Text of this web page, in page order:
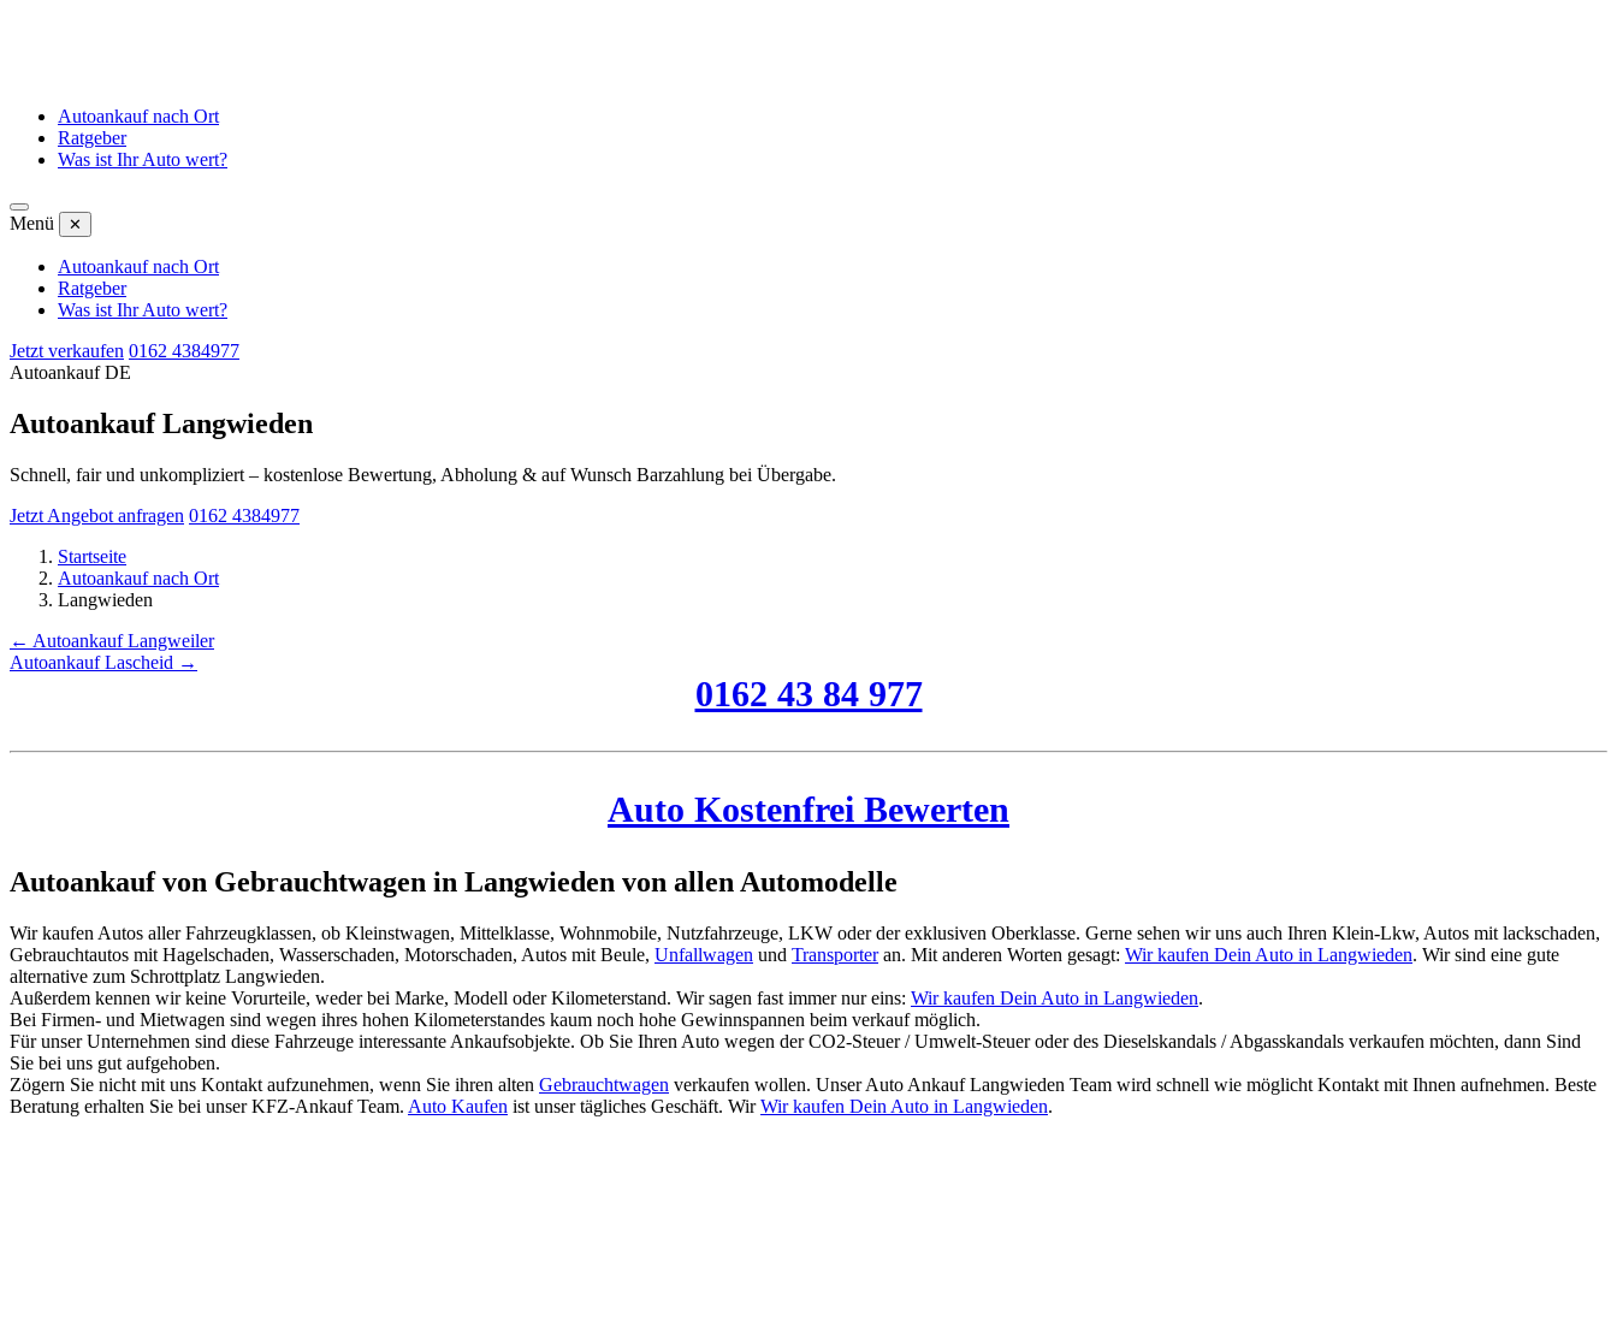
Autoankauf nach Ort
Ratgeber
Was ist Ihr Auto wert?
Menü ✕
Autoankauf nach Ort
Ratgeber
Was ist Ihr Auto wert?
Jetzt verkaufen 0162 4384977
Autoankauf DE
Autoankauf Langwieden
Schnell, fair und unkompliziert – kostenlose Bewertung, Abholung & auf Wunsch Barzahlung bei Übergabe.
Jetzt Angebot anfragen 0162 4384977
Startseite
Autoankauf nach Ort
Langwieden
← Autoankauf Langweiler
Autoankauf Lascheid →
0162 43 84 977
Auto Kostenfrei Bewerten
Autoankauf von Gebrauchtwagen in Langwieden von allen Automodelle
Wir kaufen Autos aller Fahrzeugklassen, ob Kleinstwagen, Mittelklasse, Wohnmobile, Nutzfahrzeuge, LKW oder der exklusiven Oberklasse. Gerne sehen wir uns auch Ihren Klein-Lkw, Autos mit lackschaden,
Gebrauchtautos mit Hagelschaden, Wasserschaden, Motorschaden, Autos mit Beule, Unfallwagen und Transporteran. Mit anderen Worten gesagt: Wir kaufen Dein Auto in Langwieden. Wir sind eine gute
alternative zum Schrottplatz Langwieden.
Außerdem kennen wir keine Vorurteile, weder bei Marke, Modell oder Kilometerstand. Wir sagen fast immer nur eins: Wir kaufen Dein Auto in Langwieden.
Bei Firmen- und Mietwagen sind wegen ihres hohen Kilometerstandes kaum noch hohe Gewinnspannen beim verkauf möglich.
Für unser Unternehmen sind diese Fahrzeuge interessante Ankaufsobjekte. Ob Sie Ihren Auto wegen der CO2-Steuer / Umwelt-Steuer oder des Dieselskandals / Abgasskandals verkaufen möchten, dann Sind
Sie bei uns gut aufgehoben.
Zögern Sie nicht mit uns Kontakt aufzunehmen, wenn Sie ihren alten Gebrauchtwagen verkaufen wollen. Unser Auto Ankauf Langwieden Team wird schnell wie möglicht Kontakt mit Ihnen aufnehmen. Beste
Beratung erhalten Sie bei unser KFZ-Ankauf Team. Auto Kaufen ist unser tägliches Geschäft. WirWir kaufen Dein Auto in Langwieden.